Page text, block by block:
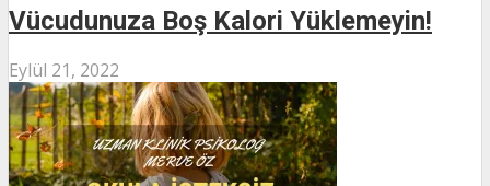
Vücudunuza Boş Kalori Yüklemeyin!
Eylül 21, 2022